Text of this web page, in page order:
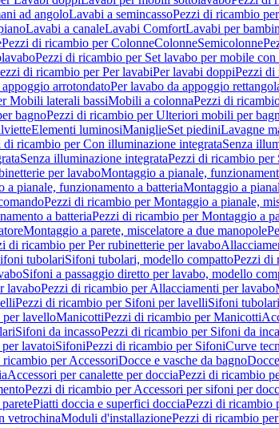
ad angoloLavabi a semincassoPezzi di ricambio
Lavabi a canaleLavabi ComfortLavabi per
Pezzi di ricambio per ColonneColonneSemicolonne
Pezzi di ricambio per Set lavabo per mobile
di ricambio per Per lavabiPer lavabi doppiPezzi di
arrotondatoPer lavabo da appoggio
Mobili laterali bassiMobili a colonnaPezzi di
bagnoPezzi di ricambio per Ulteriori mobili per
Elementi luminosiManiglieSet piediniLavagne
di ricambio per Con illuminazione integrataSenza
Senza illuminazione integrataPezzi di ricambio per
per lavaboMontaggio a pianale,
pianale, funzionamento a batteriaMontaggio a
Pezzi di ricambio per Montaggio a pianale,
a batteriaPezzi di ricambio per Montaggio a
Montaggio a parete, miscelatore a due manopole
di ricambio per Per rubinetterie per lavabo
tubolariSifoni tubolari, modello compattoPezzi di
Sifoni a passaggio diretto per lavabo, modello
lavaboPezzi di ricambio per Allacciamenti per lavabo
Pezzi di ricambio per Sifoni per lavelliSifoni tubolari
lavelloManicottiPezzi di ricambio per Manicotti
Sifoni da incassoPezzi di ricambio per Sifoni da
lavatoiSifoniPezzi di ricambio per SifoniCurve
per AccessoriDocce e vasche da bagnoDocce
Accessori per canalette per docciaPezzi di ricambio
Pezzi di ricambio per Accessori per sifoni per
Piatti doccia e superfici docciaPezzi di ricambio
vetrochinaModuli d'installazionePezzi di ricambio